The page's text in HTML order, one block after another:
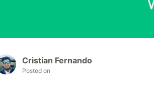
Cristian Fernando
Posted on